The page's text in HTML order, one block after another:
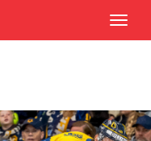
TOGGLE